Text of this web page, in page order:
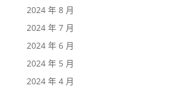
2024 年 8 月
2024 年 7 月
2024 年 6 月
2024 年 5 月
2024 年 4 月